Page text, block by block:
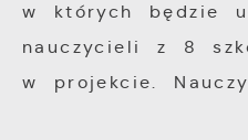
w których będzie
nauczycieli z 8
w projekcie.